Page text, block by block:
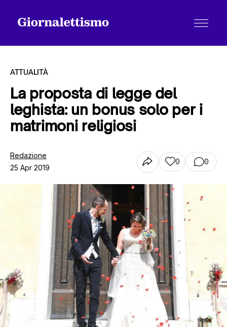
Tutti gli articoli
Chi siamo
ATTUALITÀ
La proposta di legge del
leghista: un bonus solo per i
matrimoni religiosi
Redazione
25 Apr 2019
0 0